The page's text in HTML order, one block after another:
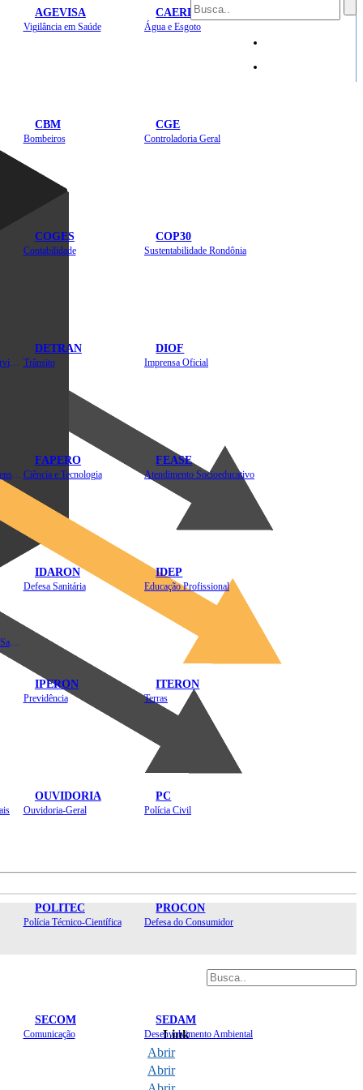
AGEVISA
Vigilância em Saúde
CAERD
Água e Esgoto
CBM
Bombeiros
CGE
Controladoria Geral
COGES
Contabilidade
COP30
Sustentabilidade Rondônia
DETRAN
Trânsito
DIOF
Imprensa Oficial
FAPERO
Ciência e Tecnologia
FEASE
Atendimento Socioeducativo
IDARON
Defesa Sanitária
IDEP
Educação Profissional
IPERON
Previdência
ITERON
Terras
OUVIDORIA
Ouvidoria-Geral
PC
Polícia Civil
POLITEC
Polícia Técnico-Científica
PROCON
Defesa do Consumidor
SECOM
Comunicação
SEDAM
Desenvolvimento Ambiental
Mapa do Site
Link
Abrir
Abrir